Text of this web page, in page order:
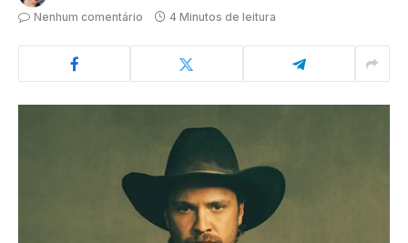
Nenhum comentário
4 Minutos de leitura